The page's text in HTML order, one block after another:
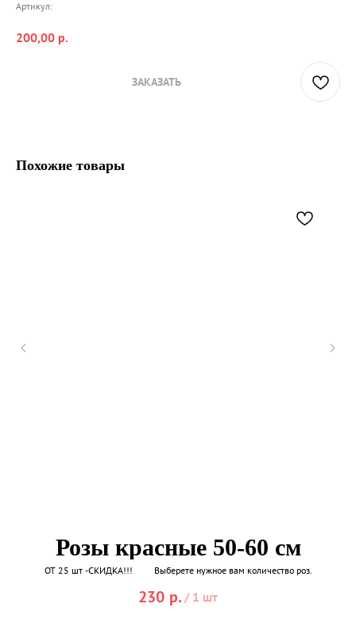
Артикул:
200,00 р.
ЗАКАЗАТЬ
Похожие товары
Розы красные 50-60 см
ОТ 25 шт -СКИДКА!!! Выберете нужное вам количество роз.
230 р. / 1 шт